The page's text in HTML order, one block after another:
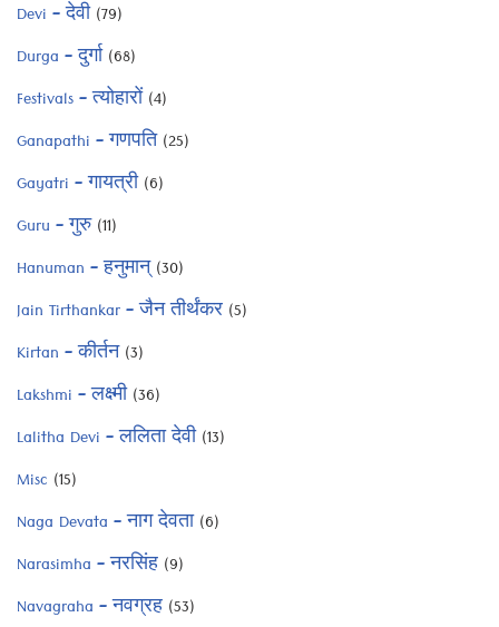
Devi – देवी(79)
Durga – दुर्गा(68)
Festivals – त्योहारों(4)
Ganapathi – गणपति(25)
Gayatri – गायत्री(6)
Guru – गुरु(11)
Hanuman – हनुमान्(30)
Jain Tirthankar – जैन तीर्थंकर (5)
Kirtan – कीर्तन(3)
Lakshmi – लक्ष्मी(36)
Lalitha Devi – ललिता देवी(13)
Misc (15)
Naga Devata – नाग देवता(6)
Narasimha – नरसिंह (9)
Navagraha – नवग्रह (53)